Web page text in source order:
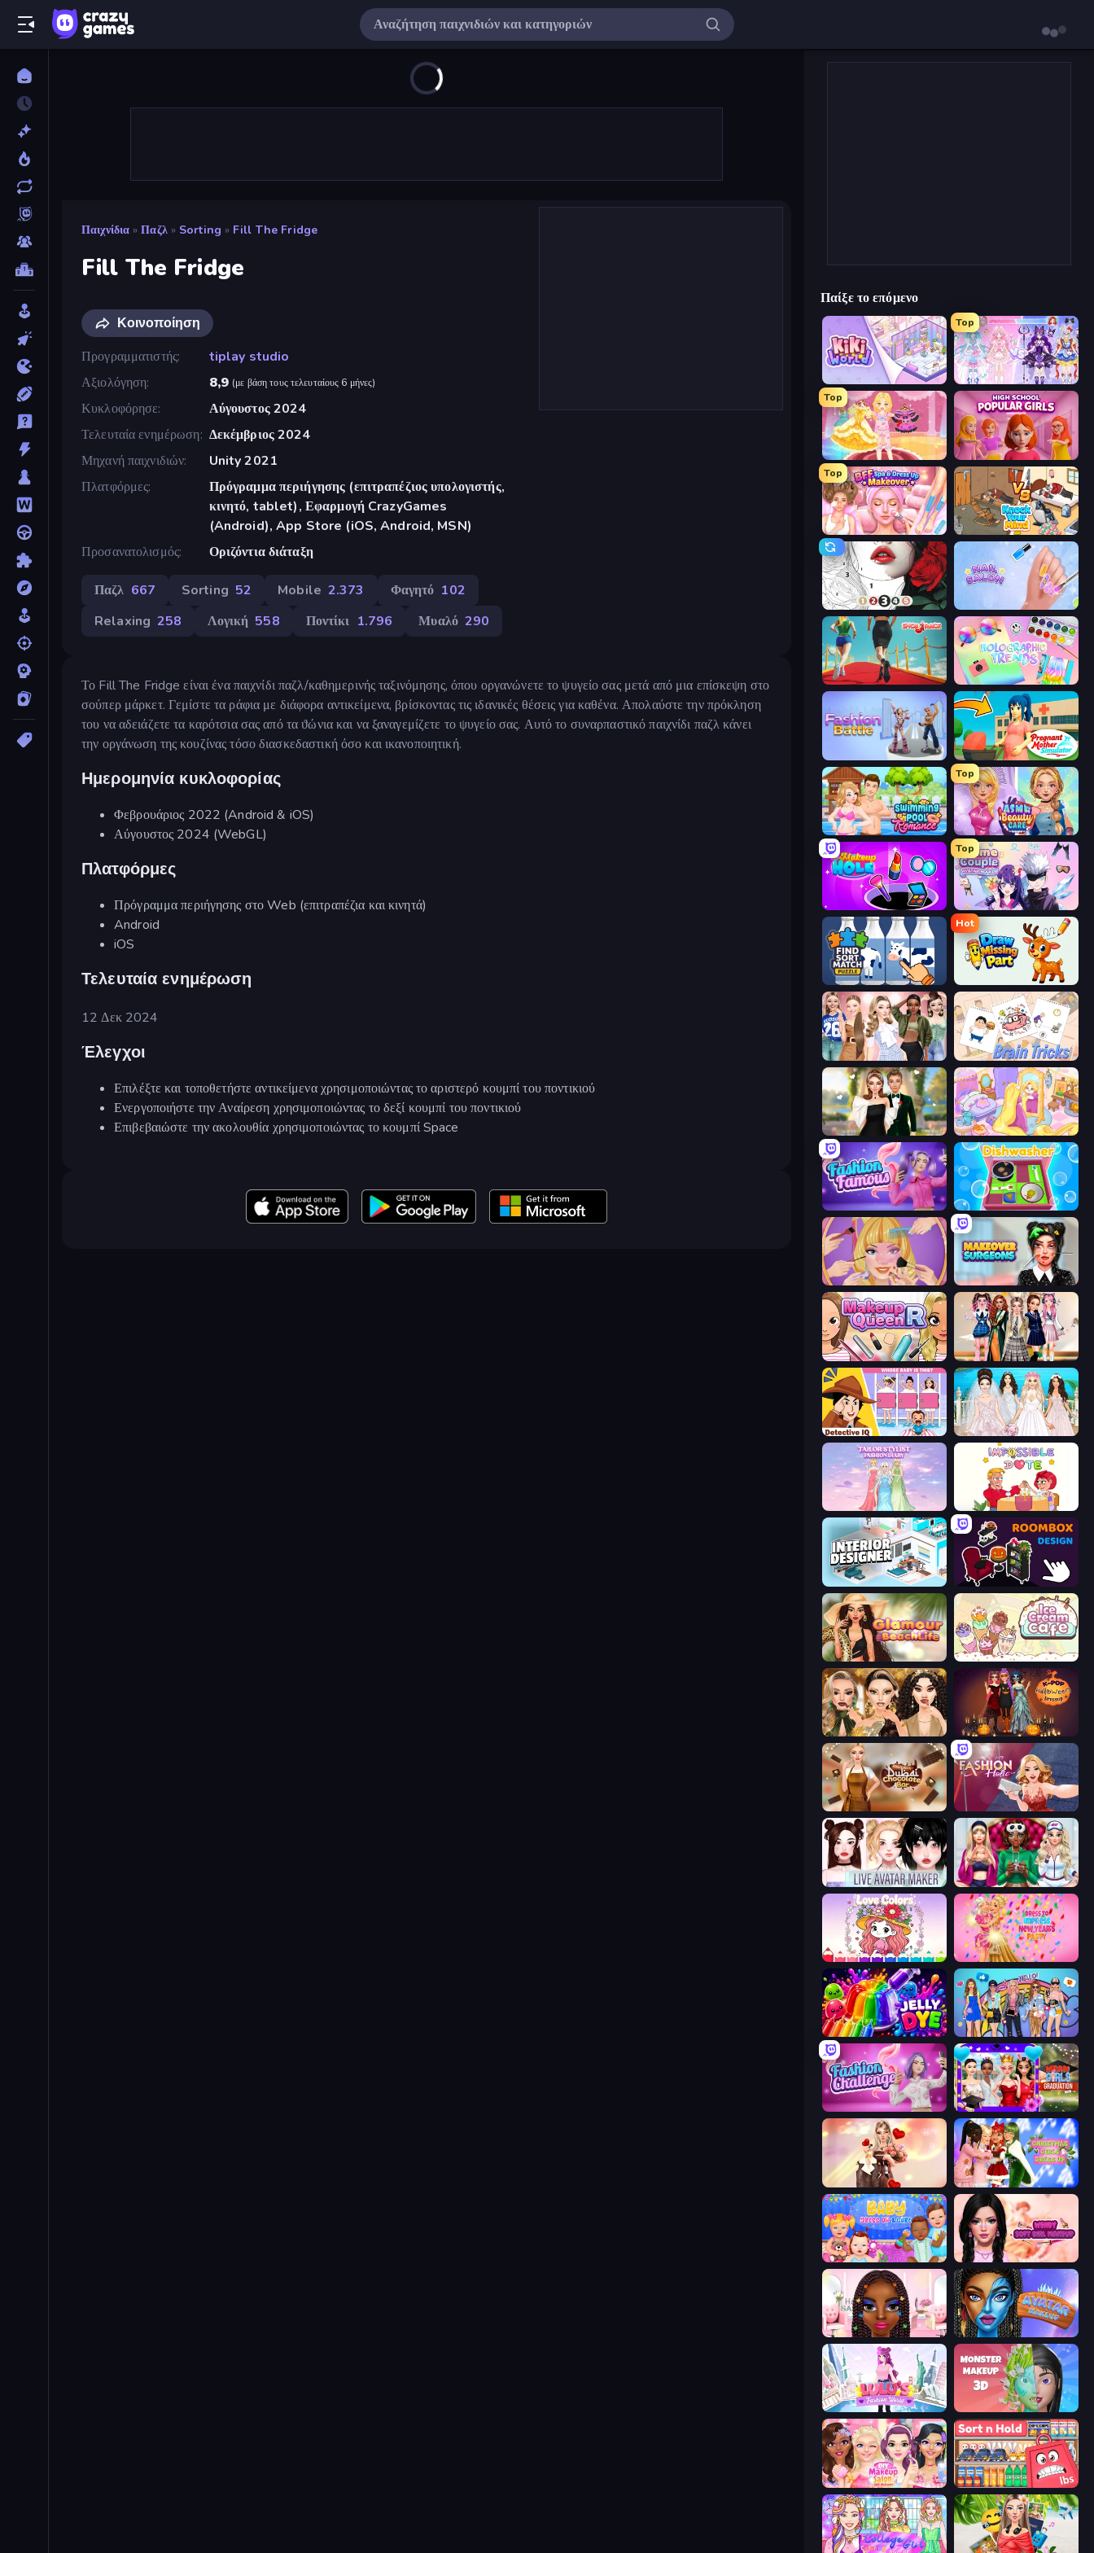
Παιχνίδια » Παζλ » Sorting » Fill The Fridge
Fill The Fridge
Κοινοποίηση
Προγραμματιστής
tiplay studio
Αξιολόγηση
8,9 (με βάση τους τελευταίους 6 μήνες)
Κυκλοφόρησε
Αύγουστος 2024
Τελευταία ενημέρωση Δεκέμβριος 2024
Μηχανή παιχνιδιών
Unity 2021
Πλατφόρμες
Πρόγραμμα περιήγησης (επιτραπέζιος υπολογιστής,
κινητό, tablet), Εφαρμογή CrazyGames
(Android), App Store (iOS, Android, MSN)
Προσανατολισμός
Οριζόντια διάταξη
Παζλ 667 Sorting 52 Mobile 2.373 Φαγητό 102
Relaxing 258 Λογική 558 Ποντίκι 1.796 Μυαλό 290
Το Fill The Fridge είναι ένα παιχνίδι παζλ/καθημερινής ταξινόμησης, όπου οργανώνετε το ψυγείο σας μετά από μια επίσκεψη στο
σούπερ μάρκετ. Γεμίστε τα ράφια με διάφορα αντικείμενα, βρίσκοντας τις ιδανικές θέσεις για καθένα. Απολαύστε την πρόκληση
του να αδειάζετε τα καρότσια σας από τα ϑώνια και να ξαναγεμίζετε το ψυγείο σας. Αυτό το συναρπαστικό παιχνίδι παζλ κάνει
την οργάνωση της κουζίνας τόσο διασκεδαστική όσο και ικανοποιητική.
Ημερομηνία κυκλοφορίας
Φεβρουάριος 2022 (Android & iOS)
Αύγουστος 2024 (WebGL)
Πλατφόρμες
Πρόγραμμα περιήγησης στο Web (επιτραπέζια και κινητά)
Android
iOS
Τελευταία ενημέρωση
12 Δεκ 2024
Έλεγχοι
Επιλέξτε και τοποθετήστε αντικείμενα χρησιμοποιώντας το αριστερό κουμπί του ποντικιού
Ενεργοποιήστε την Αναίρεση χρησιμοποιώντας το δεξί κουμπί του ποντικιού
Επιβεβαιώστε την ακολουθία χρησιμοποιώντας το κουμπί Space
Παίξε το επόμενο
KiKi World
Top
Idol Livestream: Fashion Game
Top
Royal Glow Princess Makeover
Top
BFF Makeover - Spa & Dress Up Knock Your Mind
Numicolor Nail Salon
Shoe Race Holographic Trends
Fashion Battle Pregnant Mother Simulator
Swimming Pool Romance
Top
ASMR Beauty Care
Make Up Hole
Top
Anime Couple: Avatar Maker
Find Sort Match - Puzzle
Hot
Draw Missing Part | DOP Puzzle
Fashion Week 2025 Brain Tricks: Brain Games
Valentine's Day Proposal Fairy Room - Decor Game
Fashion Famous Dishwasher
Extreme Makeover Makeover Surgeons
Make Up Queen R Back To School: Uniforms Edition
Detective IQ: Brain Games Model Wedding
Tailor Stylist: Fashion Diary Impossible Date
Interior Designer: Unpacking House Roombox Design
Glamour Beach Life Ice Cream Cafe
Autumn Glam Gala
Ellie's Recipe: Dubai Chocolate Bar Fashion Holic
Live Avatar Maker: Girls BFFs Luxury Loungewear
Love Colors Dress To Impress: New Year's Party
Jelly Dye College Girls Team Makeover
Fashion Challenge: Catwalk Run Mean Girls Graduation Day
GRWM Date Night Christmas Girls Dress Up
Baby Dress Up Wendy Soft Girl Makeup
Braided Hairstyles Fashion Avatar Make Up
Lulu's Fashion World Monster Makeup 3D
DIY Makeup Salon: SPA Makeover Sort n Hold